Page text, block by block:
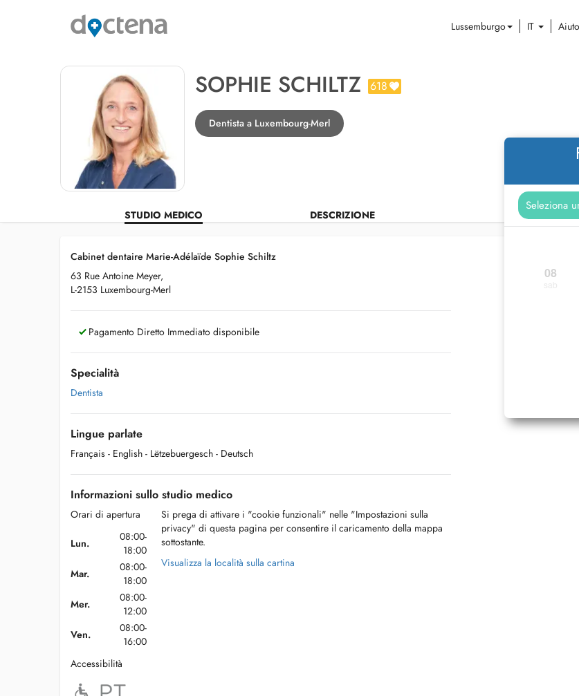
Lussemburgo IT Aiuto
SOPHIE SCHILTZ 618
Dentista a Luxembourg-Merl
STUDIO MEDICO DESCRIZIONE
08
Cabinet dentaire Marie-Adélaïde Sophie Schiltz
63 Rue Antoine Meyer,
L-2153 Luxembourg-Merl
Pagamento Diretto Immediato disponibile
Specialità
Dentista
Lingue parlate
Français - English - Lëtzebuergesch - Deutsch
Informazioni sullo studio medico
Orari di apertura
Lun.
08:00-
18:00
Mar.
08:00-
18:00
Mer.
08:00-
12:00
Ven.
08:00-
16:00
Accessibilità
Si prega di attivare i "cookie funzionali" nelle "Impostazioni sulla
privacy" di questa pagina per consentire il caricamento della mappa
sottostante.
Visualizza la località sulla cartina